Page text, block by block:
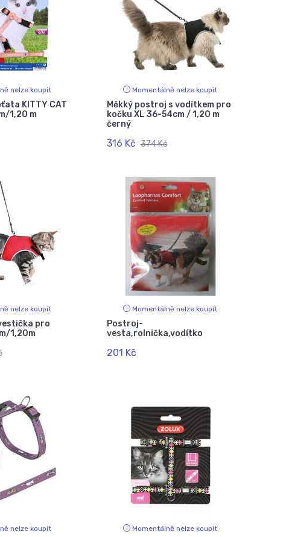
nelze koupit
KITTY CAT
1,20 m
Momentálně nelze koupit
Měkký postroj s vodítkem pro
kočku XL 36-54cm / 1,20 m
černý
316 Kč 374 Kč
nelze koupit
pro
1,20m
Momentálně nelze koupit
Postroj-
vesta,rolnička,vodítko
201 Kč
nelze koupit Momentálně nelze koupit